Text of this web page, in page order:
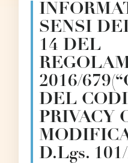
SENSI
14 DEL
2016/
DEL
PRIVACY
D.Lgs.